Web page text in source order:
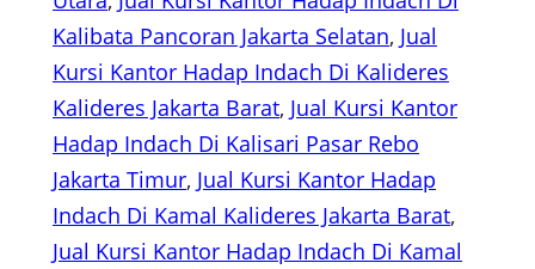
Kalibata Pancoran Jakarta Selatan, Jual
Kursi Kantor Hadap Indach Di Kalideres
Kalideres Jakarta Barat, Jual Kursi Kantor
Hadap Indach Di Kalisari Pasar Rebo
Jakarta Timur, Jual Kursi Kantor Hadap
Indach Di Kamal Kalideres Jakarta Barat
Jual Kursi Kantor Hadap Indach Di Kamal